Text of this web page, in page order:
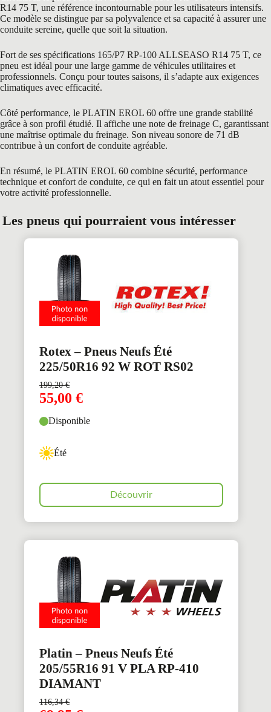
R14 75 T, une référence incontournable pour les utilisateurs intensifs.
Ce modèle se distingue par sa polyvalence et sa capacité à assurer une
conduite sereine, quelle que soit la situation.
Fort de ses spécifications 165/P7 RP-100 ALLSEASO R14 75 T, ce
pneu est idéal pour une large gamme de véhicules utilitaires et
professionnels. Conçu pour toutes saisons, il s’adapte aux exigences
climatiques avec efficacité.
Côté performance, le PLATIN EROL 60 offre une grande stabilité
grâce à son profil étudié. Il affiche une note de freinage C, garantissant
une maîtrise optimale du freinage. Son niveau sonore de 71 dB
contribue à un confort de conduite agréable.
En résumé, le PLATIN EROL 60 combine sécurité, performance
technique et confort de conduite, ce qui en fait un atout essentiel pour
votre activité professionnelle.
Les pneus qui pourraient vous intéresser
Rotex – Pneus Neufs Été
225/50R16 92 W ROT RS02
199,20€
55,00 €
Disponible
Été
Découvrir
Platin – Pneus Neufs Été
205/55R16 91 V PLA RP-410
DIAMANT
116,34€